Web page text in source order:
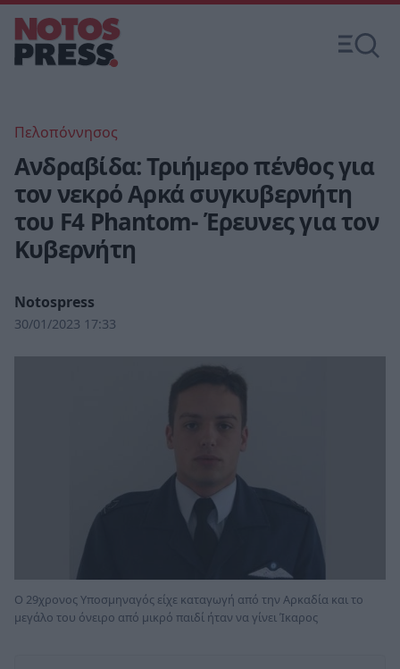
Πελοπόννησος
Ανδραβίδα: Τριήμερο πένθος για
τον νεκρό Αρκά συγκυβερνήτη
του F4 Phantom- Έρευνες για τον
Κυβερνήτη
Notospress
30/01/2023 17:33
Ο 29χρονος Υποσμηναγός είχε καταγωγή από την Αρκαδία και το
μεγάλο του όνειρο από μικρό παιδί ήταν να γίνει Ίκαρος